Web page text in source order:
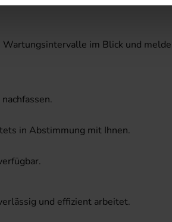
im Blick und
in Abstimmung mit Ihnen.
und effizient arbeitet.